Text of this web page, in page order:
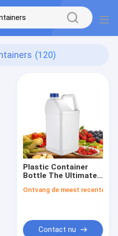
(120)
Plastic Container
Bottle The Ultimate
Food Grade Plastic
Ontvang de meest recente
Contact nu